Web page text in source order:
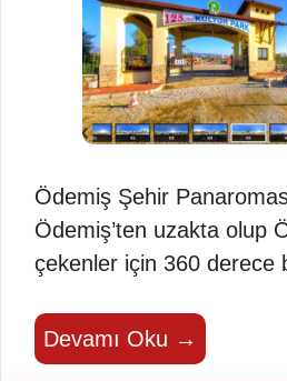
Ödemiş Şehir
Ödemiş’ten uzakta olup
çekenler için 360 derece
Devamı Oku →